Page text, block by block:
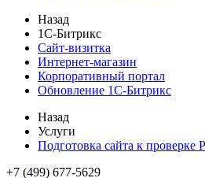
Назад
1С-Битрикс
Сайт-визитка
Интернет-магазин
Корпоративный портал
Обновление 1С-Битрикс
Назад
Услуги
Подготовка сайта к проверке
+7 (499) 677-5629